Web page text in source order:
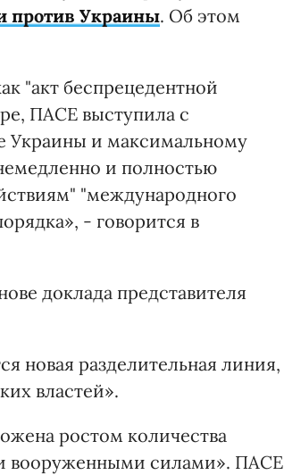
против Украины. Об этом
"акт беспрецедентной
ПАСЕ выступила с
Украины и максимальному
и полностью
"международного
- говорится в
доклада представителя
новая разделительная линия,
властей».
ростом количества
вооруженными силами». ПАСЕ